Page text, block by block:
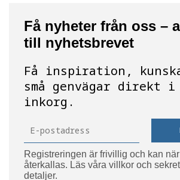
Få nyheter från oss –
till nyhetsbrevet
Få inspiration,
små genvägar direkt
inkorg.
Registreringen är frivillig och kan
återkallas. Läs våra villkor och
detaljer.